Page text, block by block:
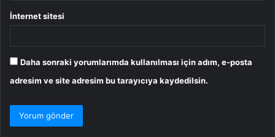
İnternet sitesi
Daha sonraki yorumlarımda kullanılması için adım, e-posta
adresim ve site adresim bu tarayıcıya kaydedilsin.